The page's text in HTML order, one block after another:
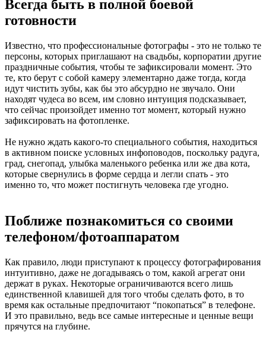
Всегда быть в полной боевой
готовности
Известно, что профессиональные фотографы - это не только те
персоны, которых приглашают на свадьбы, корпоратии другие
праздничные события, чтобы те зафиксировали момент. Это
те, кто берут с собой камеру элементарно даже тогда, когда
идут чистить зубы, как бы это абсурдно не звучало. Они
находят чудеса во всем, им словно интуиция подсказывает,
что сейчас произойдет именно тот момент, который нужно
зафиксировать на фотопленке.
Не нужно ждать какого-то специального события, находиться
в активном поиске условных инфоповодов, поскольку радуга,
град, снегопад, улыбка маленького ребенка или же два кота,
которые свернулись в форме сердца и легли спать - это
именно то, что может постигнуть человека где угодно.
Поближе познакомиться со своими
телефоном/фотоаппаратом
Как правило, люди приступают к процессу фотографирования
интуитивно, даже не догадываясь о том, какой агрегат они
держат в руках. Некоторые ограничиваются всего лишь
единственной клавишей для того чтобы сделать фото, в то
время как остальные предпочитают “покопаться” в телефоне.
И это правильно, ведь все самые интересные и ценные вещи
прячутся на глубине.